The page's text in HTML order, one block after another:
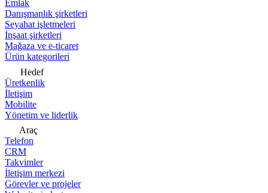
Emlak
Danışmanlık şirketleri
Seyahat işletmeleri
İnşaat şirketleri
Mağaza ve e-ticaret
Ürün kategorileri
Hedef
Üretkenlik
İletişim
Mobilite
Yönetim ve liderlik
Araç
Telefon
CRM
Takvimler
İletişim merkezi
Görevler ve projeler